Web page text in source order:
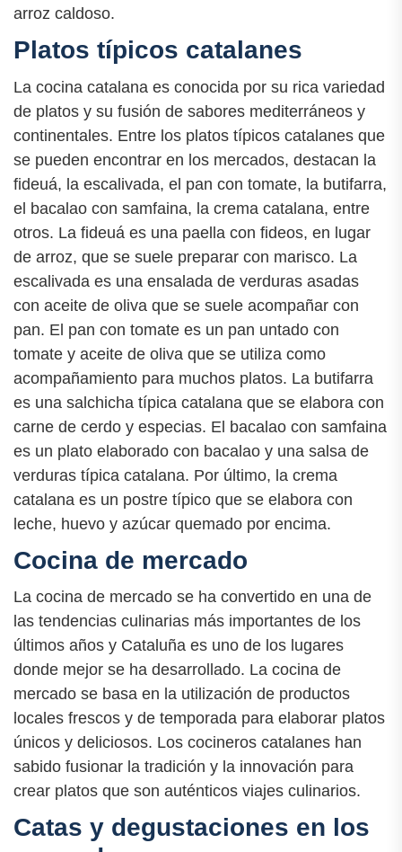
arroz caldoso.
Platos típicos catalanes
La cocina catalana es conocida por su rica variedad
de platos y su fusión de sabores mediterráneos y
continentales. Entre los platos típicos catalanes que
se pueden encontrar en los mercados, destacan la
fideuá, la escalivada, el pan con tomate, la butifarra,
el bacalao con samfaina, la crema catalana, entre
otros. La fideuá es una paella con fideos, en lugar
de arroz, que se suele preparar con marisco. La
escalivada es una ensalada de verduras asadas
con aceite de oliva que se suele acompañar con
pan. El pan con tomate es un pan untado con
tomate y aceite de oliva que se utiliza como
acompañamiento para muchos platos. La butifarra
es una salchicha típica catalana que se elabora con
carne de cerdo y especias. El bacalao con samfaina
es un plato elaborado con bacalao y una salsa de
verduras típica catalana. Por último, la crema
catalana es un postre típico que se elabora con
leche, huevo y azúcar quemado por encima.
Cocina de mercado
La cocina de mercado se ha convertido en una de
las tendencias culinarias más importantes de los
últimos años y Cataluña es uno de los lugares
donde mejor se ha desarrollado. La cocina de
mercado se basa en la utilización de productos
locales frescos y de temporada para elaborar platos
únicos y deliciosos. Los cocineros catalanes han
sabido fusionar la tradición y la innovación para
crear platos que son auténticos viajes culinarios.
Catas y degustaciones en los